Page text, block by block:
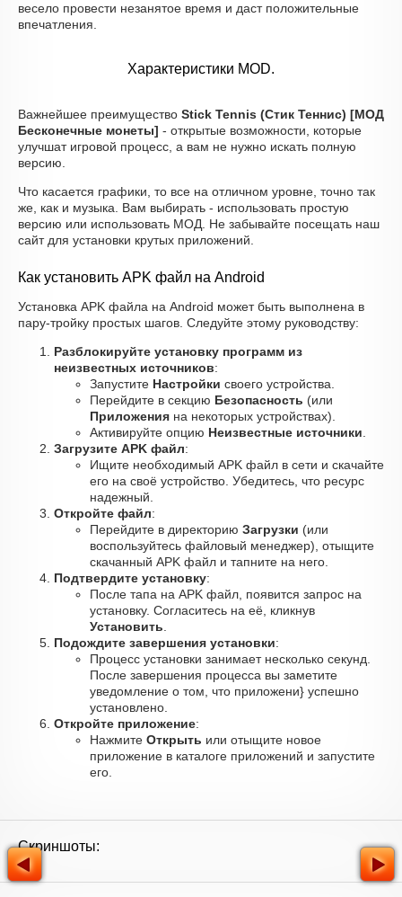
весело провести незанятое время и даст положительные
впечатления.
Характеристики MOD.
Важнейшее преимущество Stick Tennis (Стик Теннис) [МОД
Бесконечные монеты] - открытые возможности, которые
улучшат игровой процесс, а вам не нужно искать полную
версию.
Что касается графики, то все на отличном уровне, точно так
же, как и музыка. Вам выбирать - использовать простую
версию или использовать МОД. Не забывайте посещать наш
сайт для установки крутых приложений.
Как установить APK файл на Android
Установка APK файла на Android может быть выполнена в
пару-тройку простых шагов. Следуйте этому руководству:
Разблокируйте установку программ из
неизвестных источников:
Запустите Настройки своего устройства.
Перейдите в секцию Безопасность (или
Приложения на некоторых устройствах).
Активируйте опцию Неизвестные источники
Загрузите APK файл:
Ищите необходимый APK файл в сети и скачайте
его на своё устройство. Убедитесь, что ресурс
надежный.
Откройте файл:
Перейдите в директорию Загрузки (или
воспользуйтесь файловый менеджер), отыщите
скачанный APK файл и тапните на него.
Подтвердите установку:
После тапа на APK файл, появится запрос на
установку. Согласитесь на её, кликнув
Установить
Подождите завершения установки:
Процесс установки занимает несколько секунд.
После завершения процесса вы заметите
уведомление о том, что приложени} успешно
установлено.
Откройте приложение:
Нажмите Открыть или отыщите новое
приложение в каталоге приложений и запустите
его.
Скриншоты: